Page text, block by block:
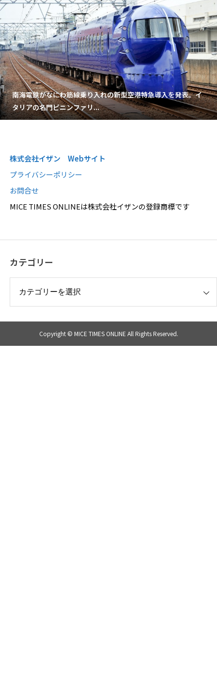
南海電鉄がなにわ筋線乗り入れの新型空港特急導入を発表。イ
タリアの名門ピニンファリ...
株式会社イザン Webサイト
プライバシーポリシー
お問合せ
MICE TIMES ONLINEは株式会社イザンの登録商標です
カテゴリー
Copyright © MICE TIMES ONLINE All Rights Reserved.